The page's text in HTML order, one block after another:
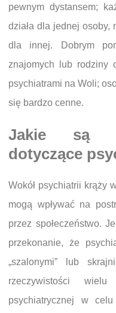
pewnym dystansem;
działa dla jednej osoby,
dla innej. Dobrym
znajomych lub rodziny
psychiatrami na Woli;
się bardzo cenne.
Jakie są
dotyczące
Wokół psychiatrii krąży
mogą wpływać na
przez społeczeństwo.
przekonanie, że
„szalonymi” lub
rzeczywistości
psychiatrycznej w